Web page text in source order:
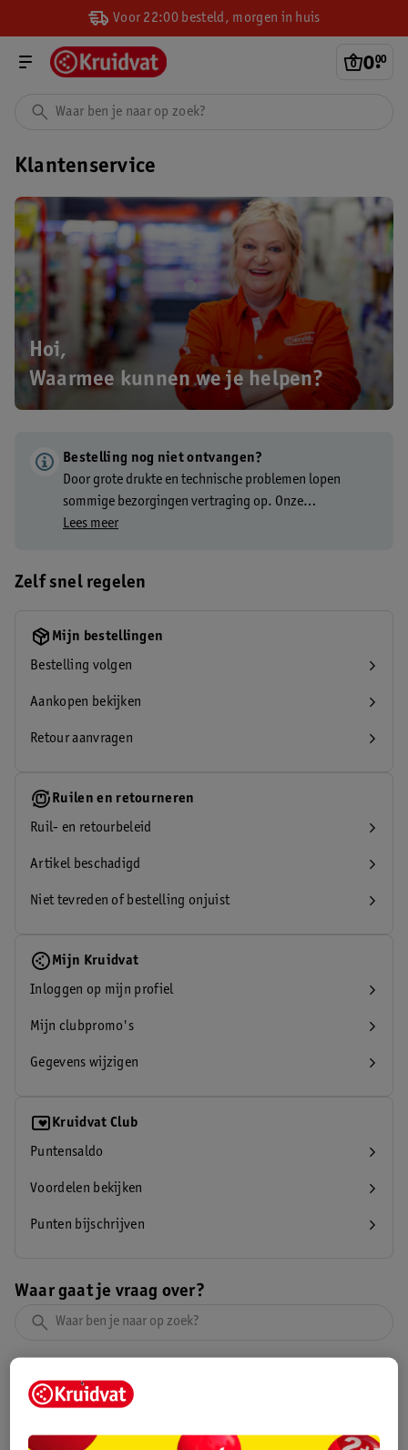
Voor 22:00 besteld, morgen in huis
0.
00
Klantenservice
Hoi,
Waarmee kunnen we je helpen?
Bestelling nog niet ontvangen?
Door grote drukte en technische problemen lopen
sommige bezorgingen vertraging op. Onze
klantenservice heeft op dit moment geen inzicht in de
snel mogelijk te bezorgen. Bedankt voor je begrip!
Lees meer
Zelf snel regelen
Mijn bestellingen
Bestelling volgen
Aankopen bekijken
Retour aanvragen
Ruilen en retourneren
Ruil- en retourbeleid
Artikel beschadigd
Niet tevreden of bestelling onjuist
Mijn Kruidvat
Inloggen op mijn profiel
Mijn clubpromo's
Gegevens wijzigen
Kruidvat Club
Puntensaldo
Voordelen bekijken
Punten bijschrijven
Waar gaat je vraag over?